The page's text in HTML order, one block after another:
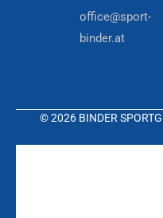
office@sport-
binder.at
© 2026 BINDER